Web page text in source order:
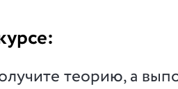
теорию, а